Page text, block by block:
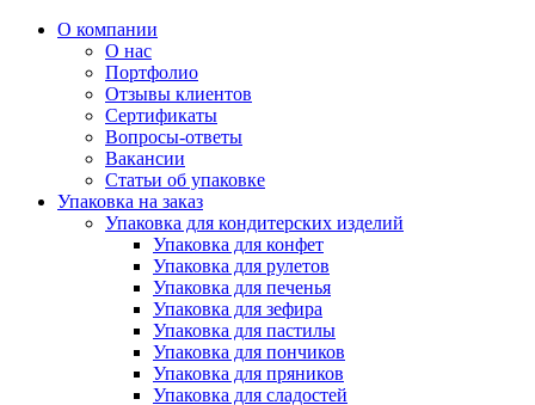
О компании
О нас
Портфолио
Отзывы клиентов
Сертификаты
Вопросы-ответы
Вакансии
Статьи об упаковке
Упаковка на заказ
Упаковка для кондитерских изделий
Упаковка для конфет
Упаковка для рулетов
Упаковка для печенья
Упаковка для зефира
Упаковка для пастилы
Упаковка для пончиков
Упаковка для пряников
Упаковка для сладостей